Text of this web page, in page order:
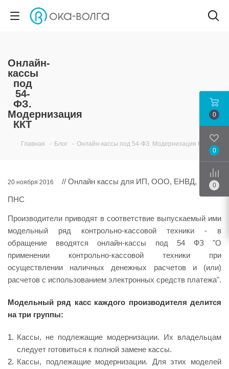
Онлайн-
кассы
под
54-
ФЗ.
Модернизация
ККТ
Главная - Блог - Онлайн-кассы под 54-ФЗ. Модернизация ККТ
20 ноября 2016 // Онлайн кассы для ИП, ООО, ЕНВД, УСН,
ПНС
Производители приводят в соответствие выпускаемый ими
модельный ряд контрольно-кассовой техники - в
обращение вводятся онлайн-кассы под 54 ФЗ "О
применении контрольно-кассовой техники при
осуществлении наличных денежных расчетов и (или)
расчетов с использованием электронных средств платежа".
Модельный ряд касс каждого производителя делится
на три группы:
Кассы, не подлежащие модернизации. Их владельцам
следует готовиться к полной замене кассы.
Кассы, подлежащие модернизации. Для этих моделей
0
0
0